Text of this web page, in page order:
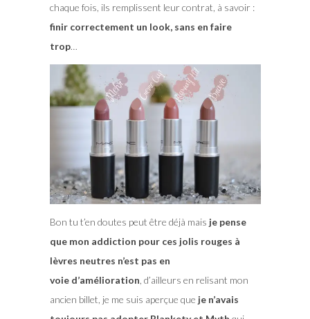
chaque fois, ils remplissent leur contrat, à savoir :
finir correctement un look, sans en faire
trop…
Bon tu t’en doutes peut être déjà mais je pense
que mon addiction pour ces jolis rouges à
lèvres neutres n’est pas en
voie d’amélioration , d’ailleurs en relisant mon
ancien billet, je me suis aperçue que je n’avais